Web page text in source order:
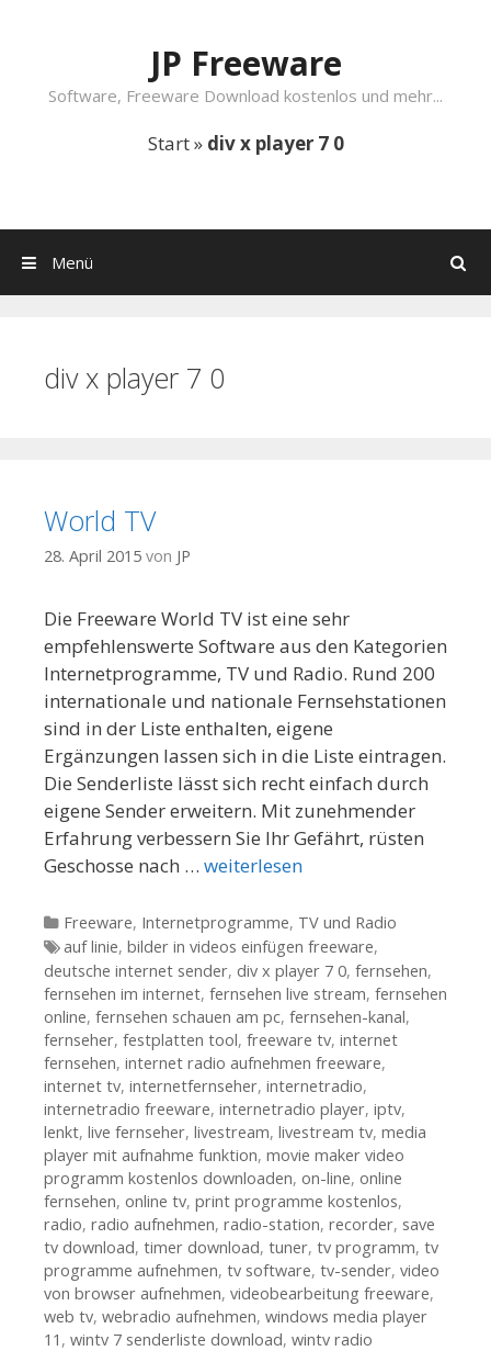
JP Freeware
Software, Freeware Download kostenlos und mehr...
Start» div x player 7 0
Suchen
Menü
div x player 7 0
World TV
28. April 2015 von JP
Die Freeware World TV ist eine sehr
empfehlenswerte Software aus den Kategorien
Internetprogramme, TV und Radio. Rund 200
internationale und nationale Fernsehstationen
sind in der Liste enthalten, eigene
Ergänzungen lassen sich in die Liste eintragen.
Die Senderliste lässt sich recht einfach durch
eigene Sender erweitern. Mit zunehmender
Erfahrung verbessern Sie Ihr Gefährt, rüsten
Geschosse nach … weiterlesen
Kategorien
Freeware, Internetprogramme, TV und Radio
Tags
auf linie, bilder in videos einfügen freeware,
deutsche internet sender, div x player 7 0, fernsehen,
fernsehen im internet, fernsehen live stream, fernsehen
online, fernsehen schauen am pc, fernsehen-kanal,
fernseher, festplatten tool, freeware tv, internet
fernsehen, internet radio aufnehmen freeware,
internet tv, internetfernseher, internetradio,
internetradio freeware, internetradio player, iptv,
lenkt, live fernseher, livestream, livestream tv, media
player mit aufnahme funktion, movie maker video
programm kostenlos downloaden, on-line, online
fernsehen, online tv, print programme kostenlos,
radio, radio aufnehmen, radio-station, recorder, save
tv download, timer download, tuner, tv programm, tv
programme aufnehmen, tv software, tv-sender, video
von browser aufnehmen, videobearbeitung freeware,
web tv, webradio aufnehmen, windows media player
11 , wintv 7 senderliste download, wintv radio